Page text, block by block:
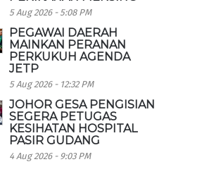
5 Aug 2026 - 5:08 PM
PEGAWAI DAERAH
MAINKAN PERANAN
PERKUKUH AGENDA
JETP
5 Aug 2026 - 12:32 PM
JOHOR GESA PENGISIAN
SEGERA PETUGAS
KESIHATAN HOSPITAL
PASIR GUDANG
4 Aug 2026 - 9:03 PM